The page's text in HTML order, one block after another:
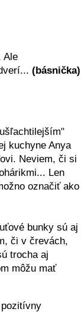
Ale
(básnička)
kuchyne Anya
Neviem, či si
Len
označiť ako
bunky sú aj
či v črevách,
trocha aj
môžu mať